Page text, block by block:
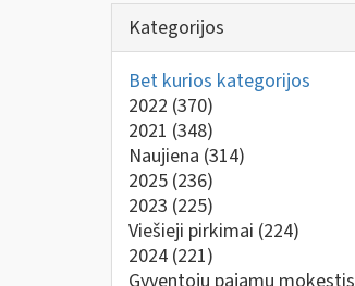
Kategorijos
Bet kurios kategorijos
2022 (370)
2021 (348)
Naujiena (314)
2025 (236)
2023 (225)
Viešieji pirkimai (224)
2024 (221)